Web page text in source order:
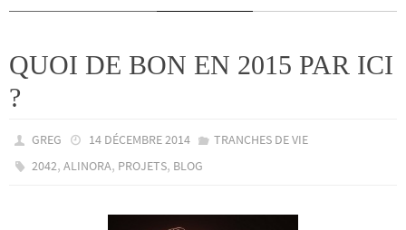
QUOI DE BON EN 2015 PAR ICI
?
GREG 14 DÉCEMBRE 2014
TRANCHES DE VIE
2042,ALINORA, PROJETS, BLOG